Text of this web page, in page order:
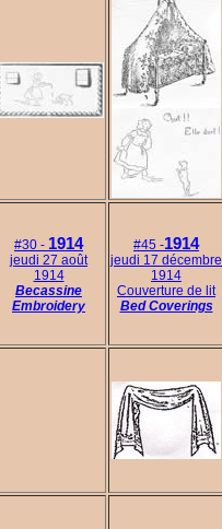
#30 - 1914
jeudi 27 août
1914
Becassine
Embroidery
#45 -1914
jeudi 17 décembre
1914
Couverture de lit
Bed Coverings